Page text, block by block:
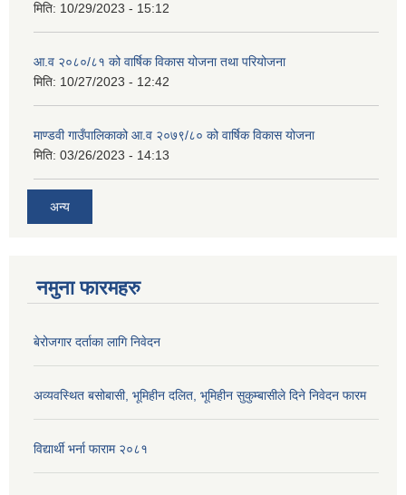
मिति: 10/29/2023 - 15:12
आ.व २०८०/८१ को वार्षिक विकास योजना तथा परियोजना
मिति: 10/27/2023 - 12:42
माण्डवी गाउँपालिकाको आ.व २०७९/८० को वार्षिक विकास योजना
मिति: 03/26/2023 - 14:13
अन्य
नमुना फारमहरु
बेरोजगार दर्ताका लागि निवेदन
अव्यवस्थित बसोबासी, भूमिहीन दलित, भूमिहीन सुकुम्बासीले दिने निवेदन फारम
विद्यार्थी भर्ना फाराम २०८१